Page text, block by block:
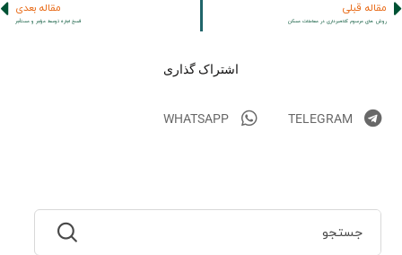
مقاله قبلی
روش های مرسوم کلاهبرداری در معاملات مسکن
مقاله بعدی
فسخ اجاره توسط مؤجر و مستأجر
اشتراک گذاری
TELEGRAM
WHATSAPP